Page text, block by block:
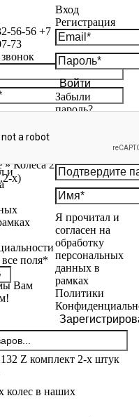
56-56 +7
73
и
поля*
Вам
Вход
Регистрация
Войти
Забыли
пароль?
Я прочитал и
согласен на
обработку
персональных
данных в
рамках
Политики
»Колеса 22132 Z
Z комплект 2-х штук
колес в наших